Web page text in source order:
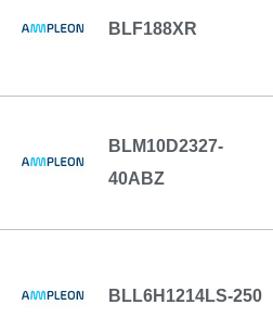
BLF188XR
BLM10D2327-
40ABZ
BLL6H1214LS-250